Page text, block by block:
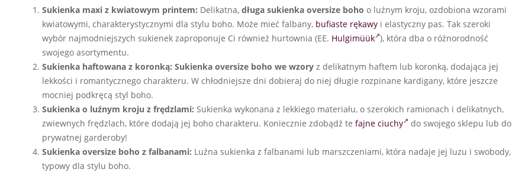
Sukienka maxi z kwiatowym printem: Delikatna, długa sukienka oversize boho o luźnym kroju, ozdobiona wzorami
kwiatowymi, charakterystycznymi dla stylu boho. Może mieć falbany, bufiaste rękawy i elastyczny pas. Tak szeroki
wybór najmodniejszych sukienek zaproponuje Ci również hurtownia (EE. Hulgimüük ), która dba o różnorodność
swojego asortymentu.
Sukienka haftowana z koronką: Sukienka oversize boho we wzory z delikatnym haftem lub koronką, dodająca jej
lekkości i romantycznego charakteru. W chłodniejsze dni dobieraj do niej długie rozpinane kardigany, które jeszcze
mocniej podkręcą styl boho.
Sukienka o luźnym kroju z frędzlami: Sukienka wykonana z lekkiego materiału, o szerokich ramionach i delikatnych,
zwiewnych frędzlach, które dodają jej boho charakteru. Koniecznie zdobądź te fajne ciuchy
do swojego sklepu lub do
prywatnej garderoby!
Sukienka oversize boho z falbanami: Luźna sukienka z falbanami lub marszczeniami, która nadaje jej luzu i swobody,
typowy dla stylu boho.